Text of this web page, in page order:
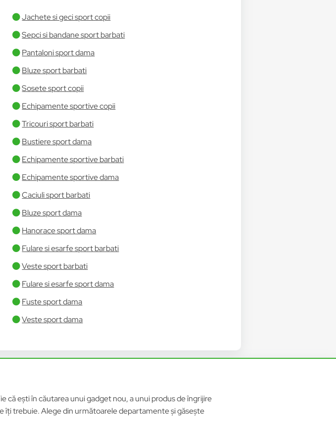
Jachete si geci sport copii
Sepci si bandane sport barbati
Pantaloni sport dama
Bluze sport barbati
Sosete sport copii
Echipamente sportive copii
Tricouri sport barbati
Bustiere sport dama
Echipamente sportive barbati
Echipamente sportive dama
Caciuli sport barbati
Bluze sport dama
Hanorace sport dama
Fulare si esarfe sport barbati
Veste sport barbati
Fulare si esarfe sport dama
Fuste sport dama
Veste sport dama
ești în căutarea unui gadget nou, a unui produs de îngrijire
îți trebuie. Alege din următoarele departamente și găsește